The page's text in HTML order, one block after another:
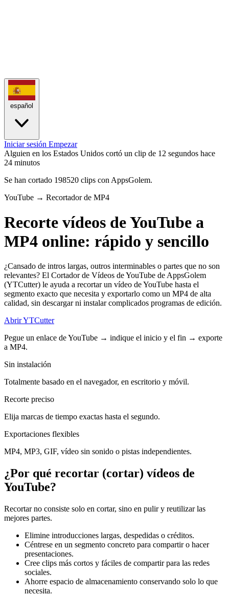
español
Iniciar sesión Empezar
Alguien en los Estados Unidos cortó un clip de 12 segundos hace
24 minutos
Se han cortado 198520 clips con AppsGolem.
YouTube → Recortador de MP4
Recorte vídeos de YouTube a
MP4 online: rápido y sencillo
¿Cansado de intros largas, outros interminables o partes que no son
relevantes? El Cortador de Vídeos de YouTube de AppsGolem
(YTCutter) le ayuda a recortar un vídeo de YouTube hasta el
segmento exacto que necesita y exportarlo como un MP4 de alta
calidad, sin descargar ni instalar complicados programas de edición.
Abrir YTCutter
Pegue un enlace de YouTube → indique el inicio y el fin → exporte
a MP4.
Sin instalación
Totalmente basado en el navegador, en escritorio y móvil.
Recorte preciso
Elija marcas de tiempo exactas hasta el segundo.
Exportaciones flexibles
MP4, MP3, GIF, vídeo sin sonido o pistas independientes.
¿Por qué recortar (cortar) vídeos de
YouTube?
Recortar no consiste solo en cortar, sino en pulir y reutilizar las
mejores partes.
Elimine introducciones largas, despedidas o créditos.
Céntrese en un segmento concreto para compartir o hacer
presentaciones.
Cree clips más cortos y fáciles de compartir para las redes
sociales.
Ahorre espacio de almacenamiento conservando solo lo que
necesita.